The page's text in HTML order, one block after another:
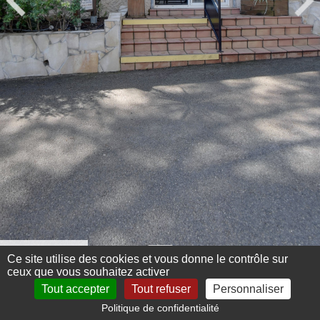
Menu 360°
Ce site utilise des cookies et vous donne le contrôle sur
ceux que vous souhaitez activer
Tout accepter
Tout refuser Personnaliser
Politique de confidentialité